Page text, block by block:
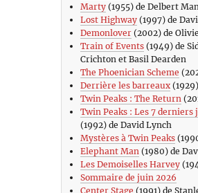
Marty(1955) de Delbert
Lost Highway(1997) de
Demonlover(2002) de
Train of Events(1949) de
Crichton et Basil Dearden
The Phoenician Scheme
Derrière les barreaux
Twin Peaks : The Return
Twin Peaks : Les 7 derniers
(1992) de David Lynch
Mystères à Twin Peaks
Elephant Man(1980) de
Les Demoiselles Harvey
Sommaire de juin 2026
Center Stage (1991) de